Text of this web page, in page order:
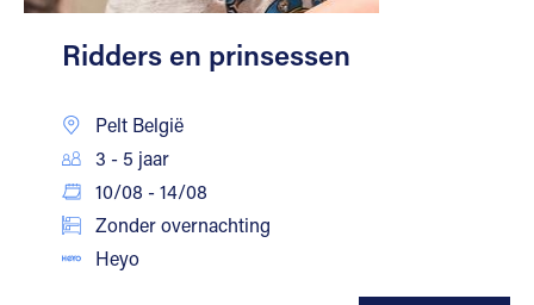
Ridders en prinsessen
Pelt België
3 - 5 jaar
10/08 - 14/08
Zonder overnachting
Heyo